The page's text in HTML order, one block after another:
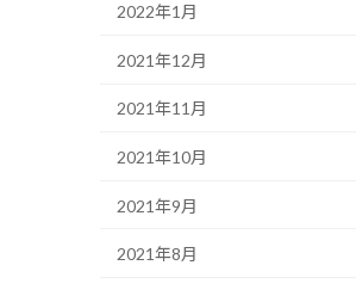
2022年1月
2021年12月
2021年11月
2021年10月
2021年9月
2021年8月